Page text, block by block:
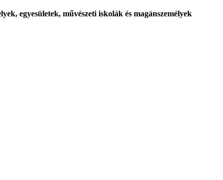
egyesületek, művészeti iskolák és magánszemélyek